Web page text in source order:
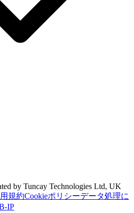
by Tuncay Technologies Ltd, UK
規約Cookieポリシーデータ処理に
IP